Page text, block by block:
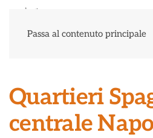
Passa al contenuto principale
Quartieri
centrale